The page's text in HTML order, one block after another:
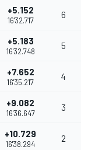
+5.152
16'32.717
6
+5.183
16'32.748
5
+7.652
16'35.217
4
+9.082
16'36.647
3
+10.729
16'38.294
2